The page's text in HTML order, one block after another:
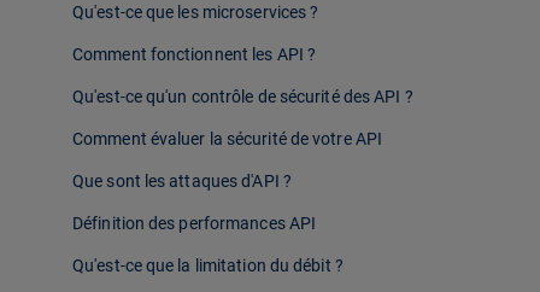
Qu'est-ce que les microservices ?
Comment fonctionnent les API ?
Qu'est-ce qu'un contrôle de sécurité des API ?
Comment évaluer la sécurité de votre API
Que sont les attaques d'API ?
Définition des performances API
Qu'est-ce que la limitation du débit ?